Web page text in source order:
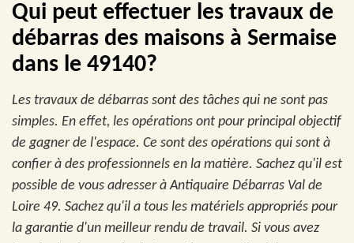
Qui peut effectuer les travaux de
débarras des maisons à Sermaise
dans le 49140?
Les travaux de débarras sont des tâches qui ne sont pas
simples. En effet, les opérations ont pour principal objectif
de gagner de l'espace. Ce sont des opérations qui sont à
confier à des professionnels en la matière. Sachez qu'il est
possible de vous adresser à Antiquaire Débarras Val de
Loire 49. Sachez qu'il a tous les matériels appropriés pour
la garantie d'un meilleur rendu de travail. Si vous avez